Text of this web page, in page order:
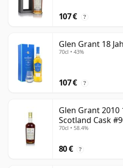
107 € ?
Glen Grant 18
70cl • 43%
107 € ?
Glen Grant 2010
Scotland Cask
70cl • 58.4%
80 € ?